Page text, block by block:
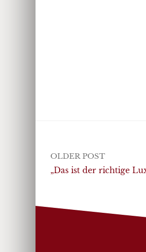
Post
navigation
OLDER POST
„Das ist der richtige